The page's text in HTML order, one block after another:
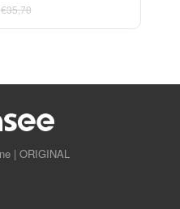
€35,70
| ORIGINAL